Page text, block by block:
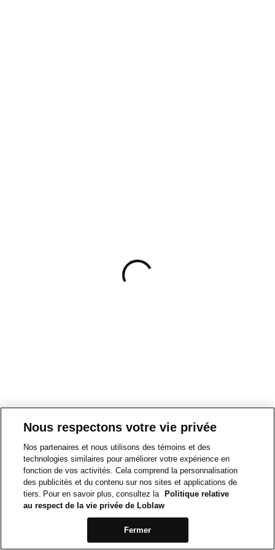
Nous respectons votre vie privée
Nos partenaires et nous utilisons des témoins et des
technologies similaires pour améliorer votre expérience en
fonction de vos activités. Cela comprend la personnalisation
des publicités et du contenu sur nos sites et applications de
tiers. Pour en savoir plus, consultez la
Politique relative
au respect de la vie privée de Loblaw
Fermer